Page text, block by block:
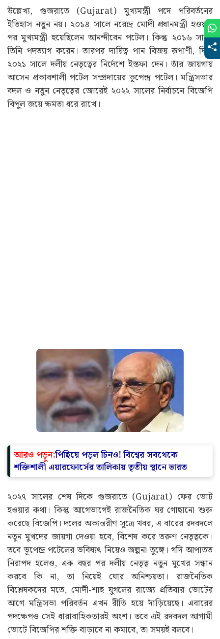
উল্লেখ্য, গুজরাতে (Gujarat) মুখ্যমন্ত্রী পদে পরিবর্তনের
ইতিহাস নতুন নয়। ২০১৪ সালে নরেন্দ্র মোদী প্রধানমন্ত্রী হওয়ার
পর মুখ্যমন্ত্রী হয়েছিলেন আনন্দীবেন পটেল। কিন্তু ২০১৬ সালে
তিনি পদত্যাগ করেন। তারপর দায়িত্ব পান বিজয় রূপাণী, যিনি
২০২১ সালে দলীয় নেতৃত্বের নির্দেশে ইস্তফা দেন। তাঁর জায়গায়
আসেন প্রভাবশালী পটেল সম্প্রদায়ের ভূপেন্দ্র পটেল। মন্ত্রিসভার
বদল ও নতুন নেতৃত্বের জোরেই ২০২২ সালের নির্বাচনে বিজেপি
বিপুল জয়ে ক্ষমতা ধরে রাখে।
আরও পড়ুন:পিছিয়ে পড়ল চিনও! বিশ্বের সবথেকে
শক্তিশালী এয়ারফোর্সের তালিকায় তৃতীয় স্থানে ভারত
২০২৭ সালের শেষ দিকে গুজরাতে (Gujarat) ফের ভোট
হওয়ার কথা। কিন্তু আগেভাগেই রাজনৈতিক ঘর গোছানো শুরু
করেছে বিজেপি। দলের অভ্যন্তরীণ সূত্রে খবর, এ বারের রদবদলে
নতুন মুখদের জায়গা দেওয়া হবে, বিশেষ করে তরুণ নেতৃত্বকে।
তবে ভূপেন্দ্র পটেলের ভবিষ্যৎ নিয়েও জল্পনা তুঙ্গে। গদি আপাতত
নিরাপদ হলেও, এক বছর পর দলীয় নেতৃত্ব নতুন মুখের সন্ধান
করবে কি না, তা নিয়েই ঘোর অনিশ্চয়তা। রাজনৈতিক
বিশ্লেষকদের মতে, মোদী-শাহ যুগলের রাজ্যে প্রতিবার ভোটের
আগে মন্ত্রিসভা পরিবর্তন এখন রীতি হয়ে দাঁড়িয়েছে। এবারের
পদক্ষেপও সেই ধারাবাহিকতারই অংশ। তবে এই রদবদল আগামী
ভোটে বিজেপির শক্তি বাড়াবে না কমাবে, তা সময়ই বলবে।